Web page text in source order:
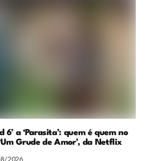
6’ a ‘Parasita’: quem é quem no
Grude de Amor’, da Netflix
2026